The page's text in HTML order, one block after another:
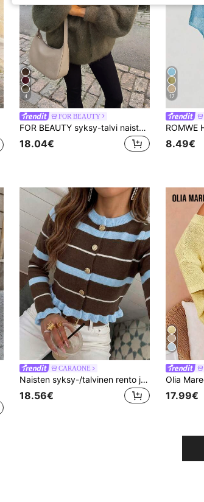
4
FOR BEAUTY
FOR BEAUTY syksy-talvi naisten avonelinen pörröinen ruskea neuletakki lyhtymahalla, paksu neule, Y2K, rento, juhliin, ulosmenoon, streetwear
18.04€
17
8.49€
CARAONE
Naisten syksy-/talvinen rento ja elegantti neuletakki, röyhelöreunus, värikäs raidoitus, kontrastinen kaulus, ulkoilu- ja koulunalku-asu
18.56€ 17.99€